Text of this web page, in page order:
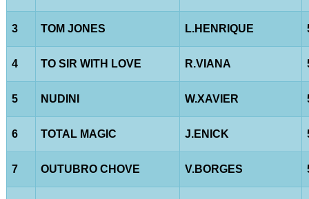
3 TOM JONES L.HENRIQUE
4 TO SIR WITH LOVE R.VIANA
5 NUDINI W.XAVIER
6 TOTAL MAGIC J.ENICK
7 OUTUBRO CHOVE V.BORGES